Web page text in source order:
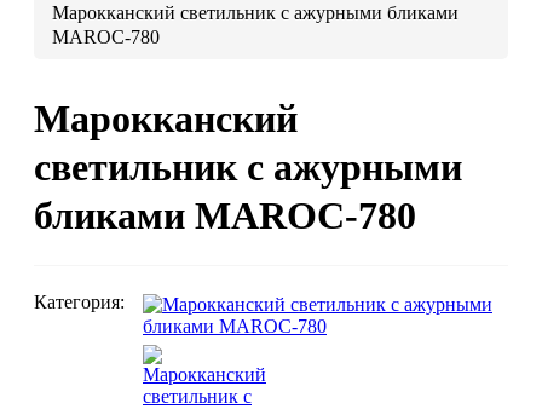
Люстры со стеклом
Бра
Марокканские
Марокканские светильники
Марокканский светильник c ажурными бликами
MAROC-780
Марокканский
светильник c ажурными
бликами MAROC-780
Категория: